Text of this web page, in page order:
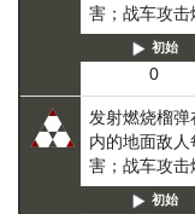
害；战车攻
初始
0
发射燃烧榴
内的地面敌
害；战车攻
初始